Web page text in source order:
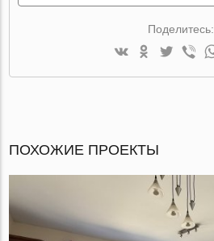
Поделитесь:
ПОХОЖИЕ ПРОЕКТЫ